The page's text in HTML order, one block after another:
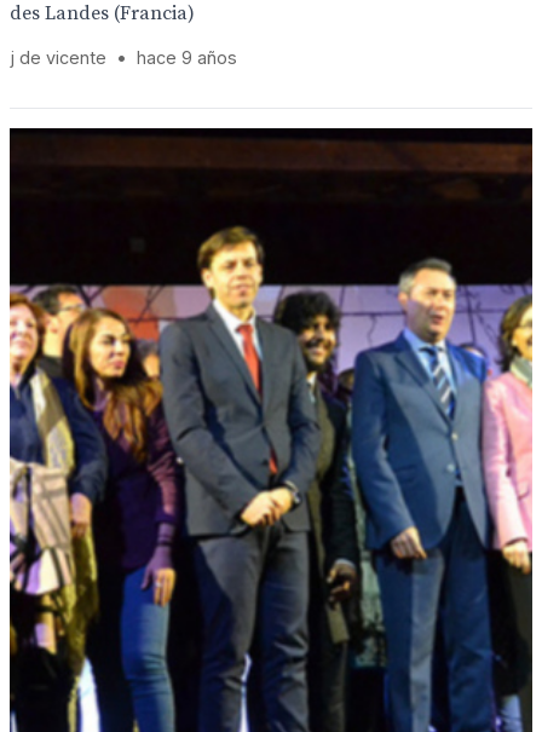
des Landes (Francia)
j de vicente • hace 9 años